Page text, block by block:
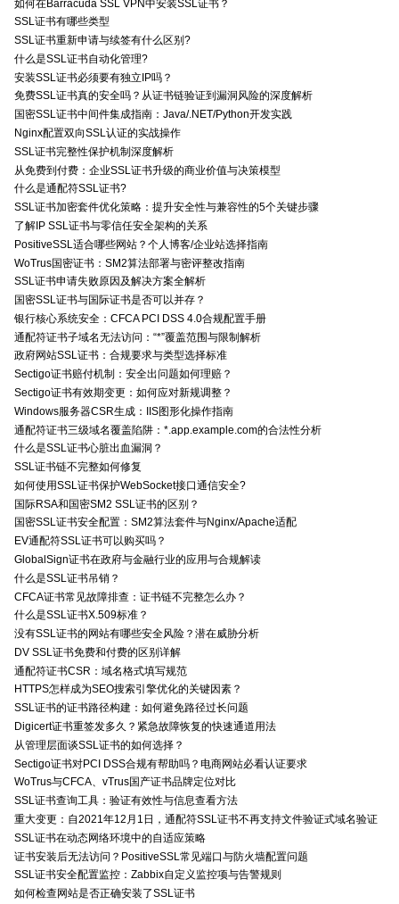
如何在Barracuda SSL VPN中安装SSL证书？
SSL证书有哪些类型
SSL证书重新申请与续签有什么区别?
什么是SSL证书自动化管理?
安装SSL证书必须要有独立IP吗？
免费SSL证书真的安全吗？从证书链验证到漏洞风险的深度解析
国密SSL证书中间件集成指南：Java/.NET/Python开发实践
Nginx配置双向SSL认证的实战操作
SSL证书完整性保护机制深度解析
从免费到付费：企业SSL证书升级的商业价值与决策模型
什么是通配符SSL证书?
SSL证书加密套件优化策略：提升安全性与兼容性的5个关键步骤
了解IP SSL证书与零信任安全架构的关系
PositiveSSL适合哪些网站？个人博客/企业站选择指南
WoTrus国密证书：SM2算法部署与密评整改指南
SSL证书申请失败原因及解决方案全解析
国密SSL证书与国际证书是否可以并存？
银行核心系统安全：CFCA PCI DSS 4.0合规配置手册
通配符证书子域名无法访问：“*”覆盖范围与限制解析
政府网站SSL证书：合规要求与类型选择标准
Sectigo证书赔付机制：安全出问题如何理赔？
Sectigo证书有效期变更：如何应对新规调整？
Windows服务器CSR生成：IIS图形化操作指南
通配符证书三级域名覆盖陷阱：*.app.example.com的合法性分析
什么是SSL证书心脏出血漏洞？
SSL证书链不完整如何修复
如何使用SSL证书保护WebSocket接口通信安全?
国际RSA和国密SM2 SSL证书的区别？
国密SSL证书安全配置：SM2算法套件与Nginx/Apache适配
EV通配符SSL证书可以购买吗？
GlobalSign证书在政府与金融行业的应用与合规解读
什么是SSL证书吊销？
CFCA证书常见故障排查：证书链不完整怎么办？
什么是SSL证书X.509标准？
没有SSL证书的网站有哪些安全风险？潜在威胁分析
DV SSL证书免费和付费的区别详解
通配符证书CSR：域名格式填写规范
HTTPS怎样成为SEO搜索引擎优化的关键因素？
SSL证书的证书路径构建：如何避免路径过长问题
Digicert证书重签发多久？紧急故障恢复的快速通道用法
从管理层面谈SSL证书的如何选择？
Sectigo证书对PCI DSS合规有帮助吗？电商网站必看认证要求
WoTrus与CFCA、vTrus国产证书品牌定位对比
SSL证书查询工具：验证有效性与信息查看方法
重大变更：自2021年12月1日，通配符SSL证书不再支持文件验证式域名验证
SSL证书在动态网络环境中的自适应策略
证书安装后无法访问？PositiveSSL常见端口与防火墙配置问题
SSL证书安全配置监控：Zabbix自定义监控项与告警规则
如何检查网站是否正确安装了SSL证书